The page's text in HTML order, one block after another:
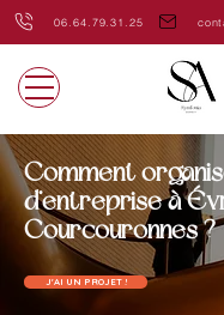
06.64.79.31.25
Comment
d’entreprise à
Courcouronnes ?
J'AI UN PROJET !